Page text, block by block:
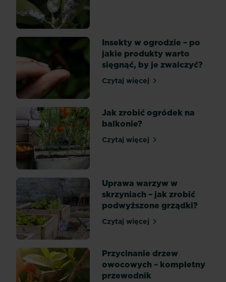
siejemy
warzywa
na
rozsadę?
nie
daje
takiej
satysfakcji
jak
udane
zbiory
warzyw
z
własnej
działki,
tym
bardziej,
jeśli
przygodę
z
warzywniakiem
zaczynamy...
Insekty w ogrodzie – po
jakie produkty warto
sięgnąć, by je zwalczyć?
Czytaj więcejInsekty w ogrodzie – po
Jak zrobić ogródek na
balkonie?
Czytaj więcejJak zrobić ogródek na
Uprawa warzyw w
skrzyniach – jak zrobić
podwyższone grządki?
Czytaj więcejUprawa warzyw w
Przycinanie drzew
owocowych – kompletny
przewodnik